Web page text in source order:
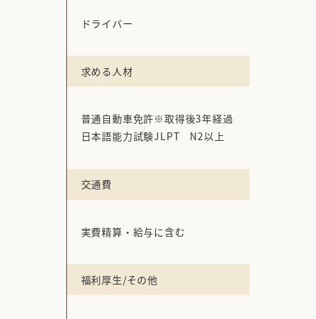
ドライバー
求める人材
普通自動車免許※取得後3年経過
日本語能力試験JLPT N2以上
交通費
実費精算・給与に含む
福利厚生/その他